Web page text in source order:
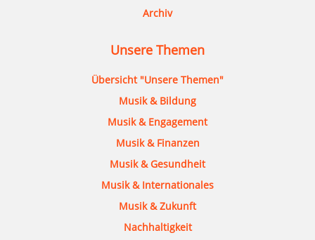
Archiv
Unsere Themen
Übersicht "Unsere Themen"
Musik & Bildung
Musik & Engagement
Musik & Finanzen
Musik & Gesundheit
Musik & Internationales
Musik & Zukunft
Nachhaltigkeit